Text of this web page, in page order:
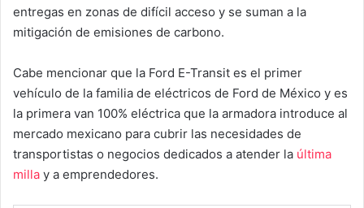
entregas en zonas de difícil acceso y se suman a la
mitigación de emisiones de carbono.
Cabe mencionar que la Ford E-Transit es el primer
vehículo de la familia de eléctricos de Ford de México y es
la primera van 100% eléctrica que la armadora introduce al
mercado mexicano para cubrir las necesidades de
transportistas o negocios dedicados a atender la última
milla y a emprendedores.